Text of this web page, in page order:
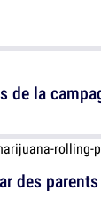
des
de la